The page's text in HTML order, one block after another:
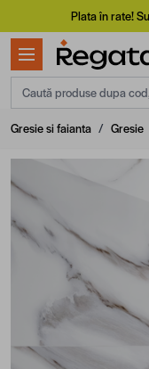
Mergi la ConținutPlata în rate!
Caută produse dupa
Gresie si faianta / Gresie